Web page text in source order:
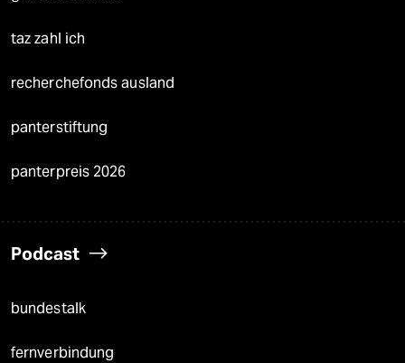
taz zahl ich
recherchefonds ausland
panterstiftung
panterpreis 2026
Podcast
bundestalk
fernverbindung